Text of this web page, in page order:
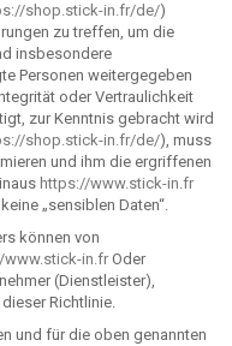
shop.stick-in.fr/de/)
zu treffen, um die
insbesondere
Personen weitergegeben
oder Vertraulichkeit
zur Kenntnis gebracht wird
shop.stick-in.fr/de/), muss
und ihm die ergriffenen
https://www.stick-in.fr
„sensiblen Daten“.
können von
www.stick-in.frOder
(Dienstleister),
Richtlinie.
und für die oben genannten